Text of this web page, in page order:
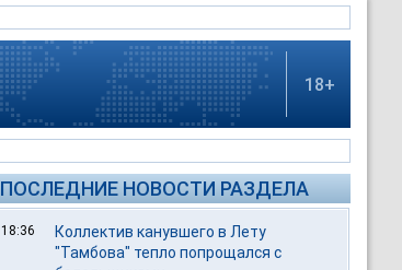
18+
ПОСЛЕДНИЕ НОВОСТИ РАЗДЕЛА
18:36
Коллектив канувшего в Лету
"Тамбова" тепло попрощался с